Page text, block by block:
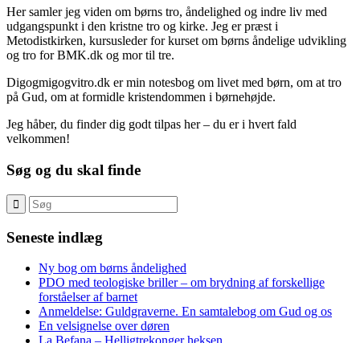
Her samler jeg viden om børns tro, åndelighed og indre liv med
udgangspunkt i den kristne tro og kirke. Jeg er præst i
Metodistkirken, kursusleder for kurset om børns åndelige udvikling
og tro for BMK.dk og mor til tre.
Digogmigogvitro.dk er min notesbog om livet med børn, om at tro
på Gud, om at formidle kristendommen i børnehøjde.
Jeg håber, du finder dig godt tilpas her – du er i hvert fald
velkommen!
Søg og du skal finde
Seneste indlæg
Ny bog om børns åndelighed
PDO med teologiske briller – om brydning af forskellige
forståelser af barnet
Anmeldelse: Guldgraverne. En samtalebog om Gud og os
En velsignelse over døren